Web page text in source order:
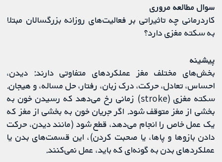
سوال مطالعه مروری
کاردرمانی چه تاثیراتی بر فعالیت‌های روزانه بزرگسالان مبتلا
به سکته مغزی دارد؟
پیشینه
بخش‌های مختلف مغز عملکردهای متفاوتی دارند: دیدن،
احساس، تعادل، حرکت، درک زبان، رفتار، حل مساله، و هیجان.
سکته مغزی (stroke) زمانی رخ می‌دهد که رسیدن خون به
بخشی از مغز متوقف شود. اگر جریان خون به بخشی از مغز که
یک عمل خاص را انجام می‌دهد، قطع شود (مانند دیدن، حرکت
دادن بازوها و پاها، یا صحبت کردن)، این قسمت‌های بدن یا
عملکردهای بدن به گونه‌ای که باید، عمل نمی‌کنند.